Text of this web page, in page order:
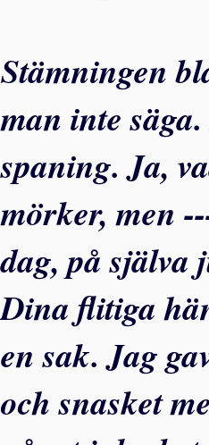
Stämningen
man inte
spaning. Ja,
mörker, men
dag, på själva
Dina flitiga
en sak. Jag
och snasket